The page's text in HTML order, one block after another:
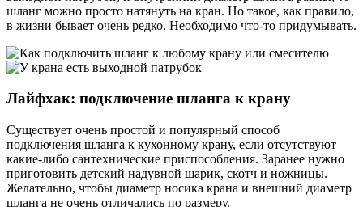
шланг можно просто натянуть на кран. Но такое, как правило,
в жизни бывает очень редко. Необходимо что-то придумывать.
Лайфхак: подключение шланга к крану
Существует очень простой и популярный способ
подключения шланга к кухонному крану, если отсутствуют
какие-либо сантехнические приспособления. Заранее нужно
приготовить детский надувной шарик, скотч и ножницы.
Желательно, чтобы диаметр носика крана и внешний диаметр
шланга не очень отличались по размеру.